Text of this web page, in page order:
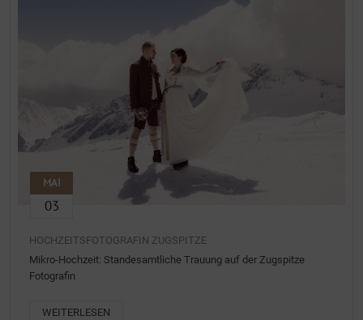
MAI
03
HOCHZEITSFOTOGRAFIN ZUGSPITZE
Mikro-Hochzeit: Standesamtliche Trauung auf der Zugspitze
Fotografin
WEITERLESEN